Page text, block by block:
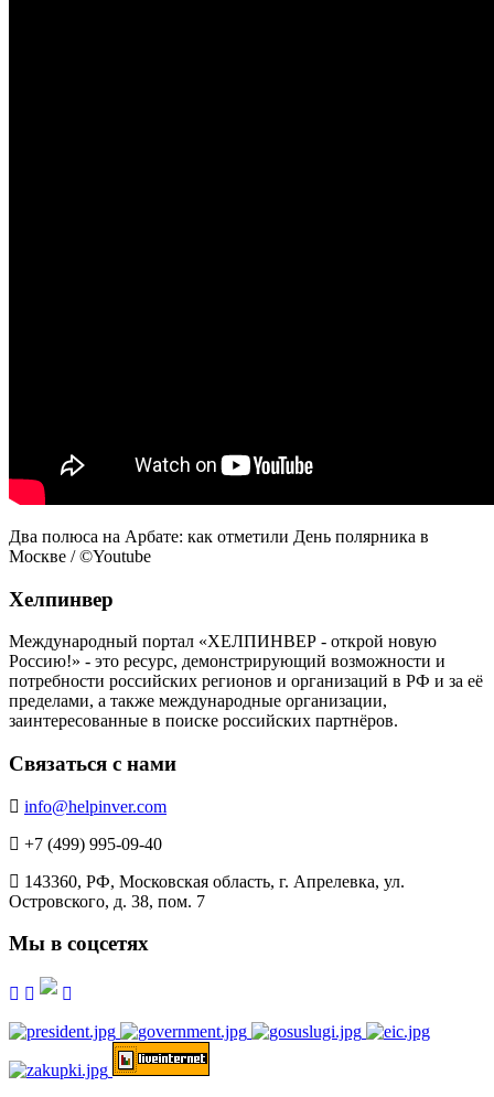
Два полюса на Арбате: как отметили День полярника в
Москве / ©Youtube
Хелпинвер
Международный портал «ХЕЛПИНВЕР - открой новую
Россию!» - это ресурс, демонстрирующий возможности и
потребности российских регионов и организаций в РФ и за её
пределами, а также международные организации,
заинтересованные в поиске российских партнёров.
Связаться с нами
info@helpinver.com
+7 (499) 995-09-40
143360, РФ, Московская область, г. Апрелевка, ул.
Островского, д. 38, пом. 7
Мы в соцсетях